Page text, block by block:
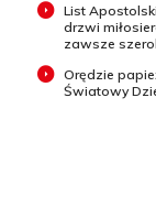
List
drzwi
zawsze
Orędzie
Światowy